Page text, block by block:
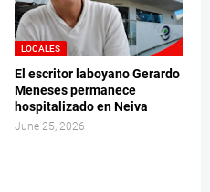
LOCALES
El escritor laboyano Gerardo
Meneses permanece
hospitalizado en Neiva
June 25, 2026